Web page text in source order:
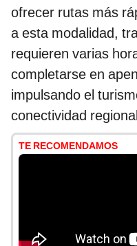
ofrecer rutas más
a esta modalidad,
requieren varias
completarse en
impulsando el
conectividad
TE RECOMENDAMOS